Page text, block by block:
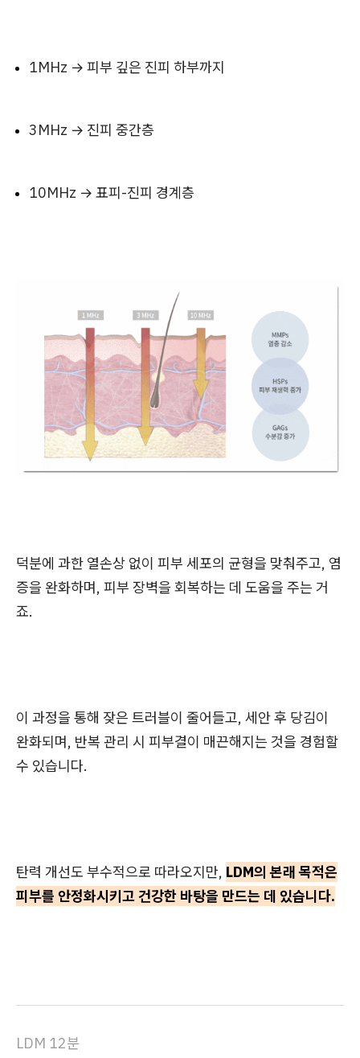
1MHz → 피부 깊은 진피 하부까지
3MHz → 진피 중간층
10MHz → 표피-진피 경계층
덕분에 과한 열손상 없이 피부 세포의 균형을 맞춰주고, 염
증을 완화하며, 피부 장벽을 회복하는 데 도움을 주는 거
죠.
이 과정을 통해 잦은 트러블이 줄어들고, 세안 후 당김이
완화되며, 반복 관리 시 피부결이 매끈해지는 것을 경험할
수 있습니다.
탄력 개선도 부수적으로 따라오지만, LDM의 본래 목적은
피부를 안정화시키고 건강한 바탕을 만드는 데 있습니다.
LDM 12분